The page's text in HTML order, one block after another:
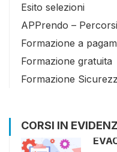
Esito selezioni
APPrendo –
Formazione a
Formazione gratuita
Formazione
CORSI IN